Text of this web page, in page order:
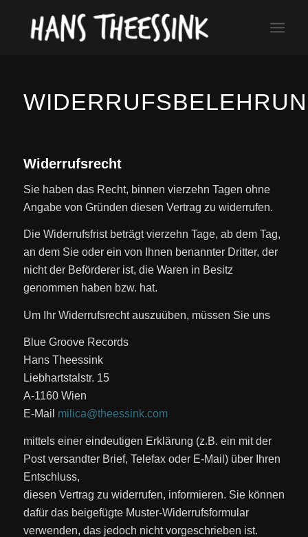
Widerrufsrecht
Sie haben das Recht, binnen vierzehn Tagen ohne
Angabe von Gründen diesen Vertrag zu widerrufen.
Die Widerrufsfrist beträgt vierzehn Tage, ab dem Tag,
an dem Sie oder ein von Ihnen benannter Dritter, der
nicht der Beförderer ist, die Waren in Besitz
genommen haben bzw. hat.
Um Ihr Widerrufsrecht auszuüben, müssen Sie uns
Blue Groove Records
Hans Theessink
Liebhartstalstr. 15
A-1160 Wien
E-Mail milica@theessink.com
mittels einer eindeutigen Erklärung (z.B. ein mit der
Post versandter Brief, Telefax oder E-Mail) über Ihren
Entschluss,
diesen Vertrag zu widerrufen, informieren. Sie können
dafür das beigefügte Muster-Widerrufsformular
verwenden, das jedoch nicht vorgeschrieben ist.